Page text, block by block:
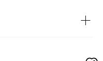
+